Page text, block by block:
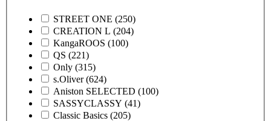
STREET ONE (250)
CREATION L (204)
KangaROOS (100)
QS (221)
Only (315)
s.Oliver (624)
Aniston SELECTED (100)
SASSYCLASSY (41)
Classic Basics (205)